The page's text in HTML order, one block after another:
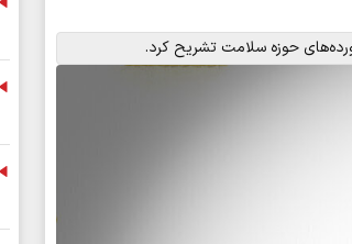
حوزه سلامت تشریح کرد.